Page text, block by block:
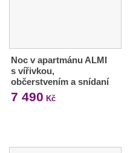
Noc v apartmánu ALMI
s vířivkou,
občerstvením a snídaní
7 490 Kč